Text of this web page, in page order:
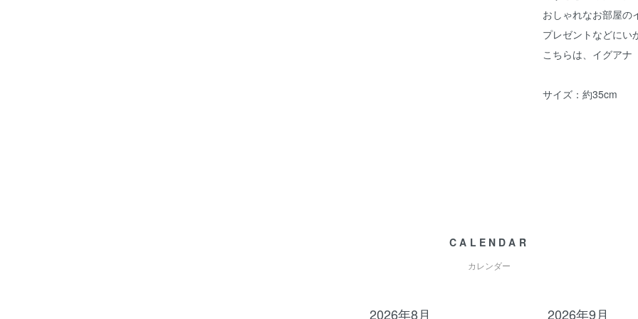
おしゃれなお部屋の
プレゼントなどにい
こちらは、イグアナ
サイズ：約35cm
CALENDAR
カレンダー
2026年8月 2026年9月